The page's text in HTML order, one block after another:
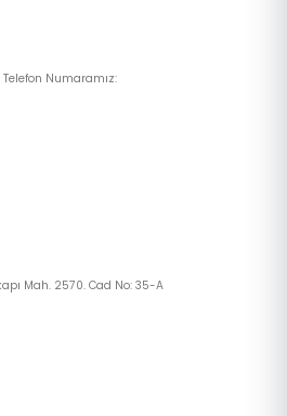
Numaramız:
Mah. 2570. Cad No: 35-A